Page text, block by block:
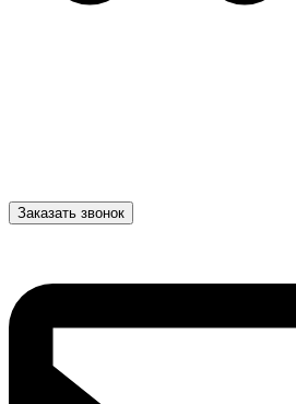
Заказать звонок